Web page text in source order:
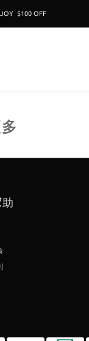
$100折扣卷
$100 OFF